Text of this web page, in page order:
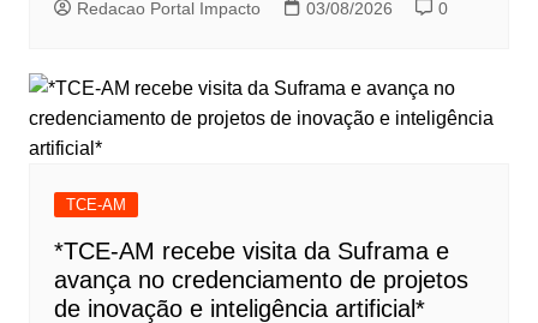
Redacao Portal Impacto 03/08/2026 0
TCE-AM
*TCE-AM recebe visita da Suframa e
avança no credenciamento de projetos
de inovação e inteligência artificial*